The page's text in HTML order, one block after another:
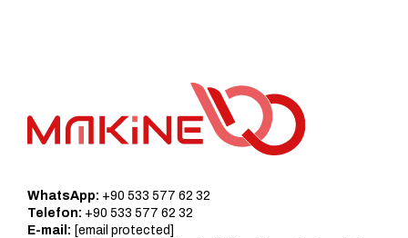
WhatsApp: +90 533 577 62 32
Telefon: +90 533 577 62 32
E-mail: [email protected]